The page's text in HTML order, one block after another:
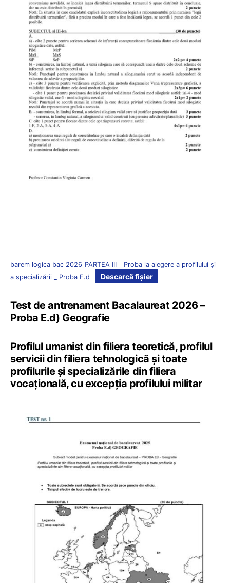
barem logica bac 2026_PARTEA III _ Proba la alegere a profilului și
a specializării _ Proba E.d
Descarcă fișier
Test de antrenament Bacalaureat 2026 –
Proba E.d) Geografie
Profilul umanist din filiera teoretică, profilul
servicii din filiera tehnologică și toate
profilurile și specializările din filiera
vocaţională, cu excepția profilului militar